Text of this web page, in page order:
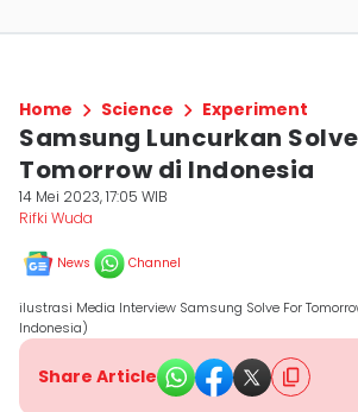
Home Science Experiment
Samsung Luncurkan
Tomorrow di Indonesia
14 Mei 2023, 17:05 WIB
Rifki Wuda
News Channel
ilustrasi Media Interview Samsung Solve For
Indonesia)
Share Article